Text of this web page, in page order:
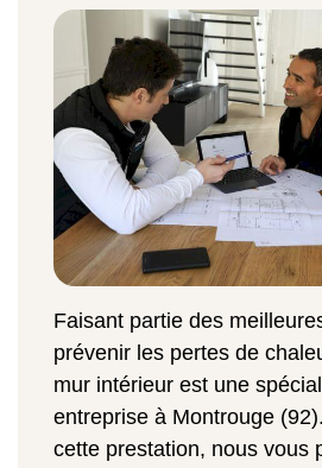
Faisant partie des
prévenir les pertes de
mur intérieur est une
entreprise à Montrouge
cette prestation, nous vous